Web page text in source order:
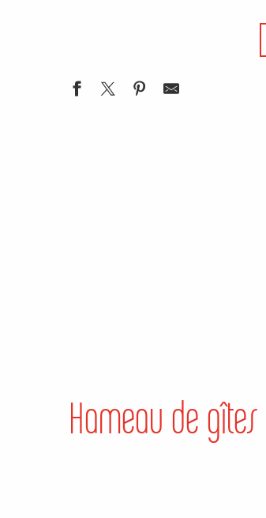
Hameau de